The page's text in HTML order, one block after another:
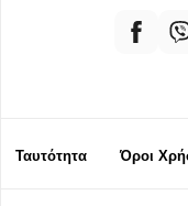
Ταυτότητα Όροι